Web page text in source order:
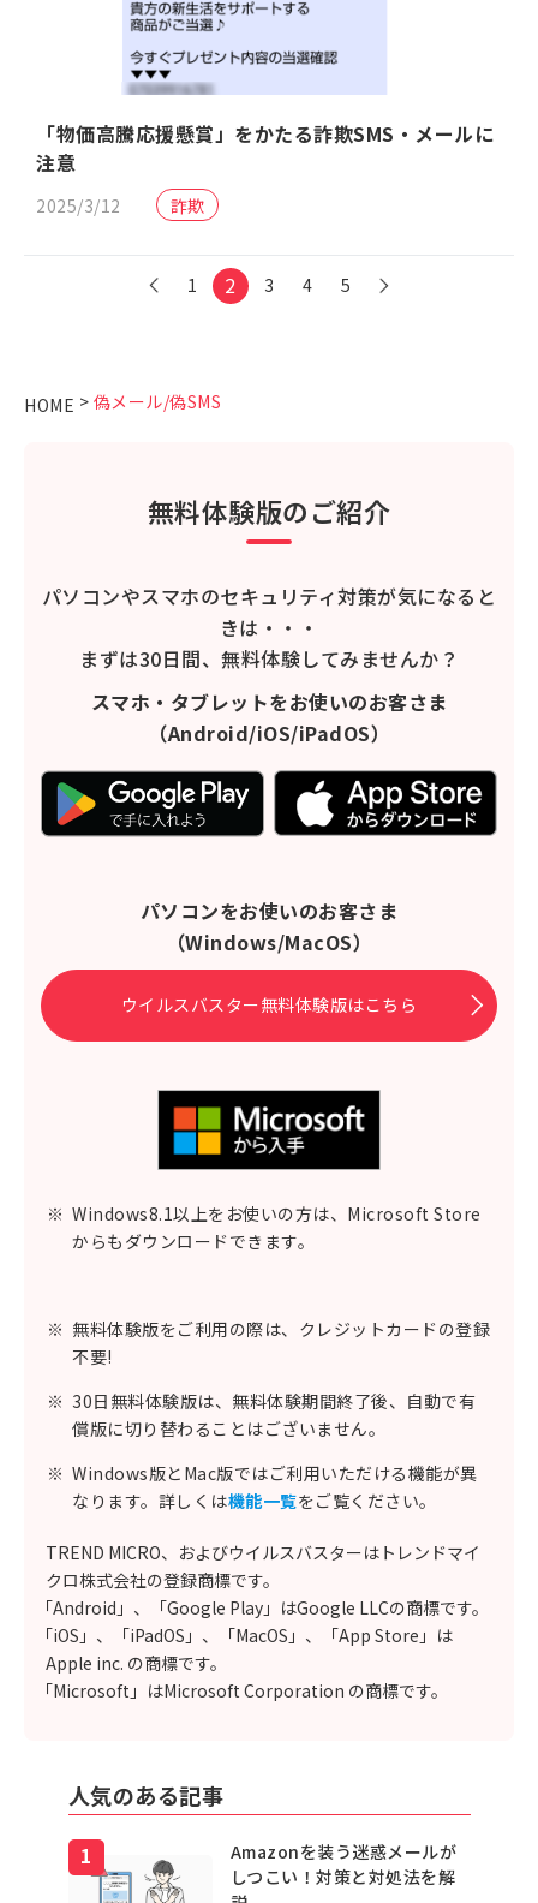
「物価高騰応援懸賞」をかたる詐欺SMS・メールに
注意
2025/3/12 詐欺
1 2 3 4 5
HOME > 偽メール/偽SMS
無料体験版のご紹介
パソコンやスマホのセキュリティ対策が気になると
きは・・・
まずは30日間、無料体験してみませんか？
スマホ・タブレットをお使いのお客さま
（Android/iOS/iPadOS）
パソコンをお使いのお客さま
（Windows/MacOS）
ウイルスバスター無料体験版はこちら
※ Windows8.1以上をお使いの方は、Microsoft Store
からもダウンロードできます。
※ 無料体験版をご利用の際は、クレジットカードの登録
不要!
※ 30日無料体験版は、無料体験期間終了後、自動で有
償版に切り替わることはございません。
※ Windows版とMac版ではご利用いただける機能が異
なります。詳しくは機能一覧をご覧ください。
TREND MICRO、およびウイルスバスターはトレンドマイ
クロ株式会社の登録商標です。
「Android」、「Google Play」はGoogle LLCの商標です。
「iOS」、「iPadOS」、「MacOS」、「App Store」は
Apple inc. の商標です。
「Microsoft」はMicrosoft Corporation の商標です。
人気のある記事
Amazonを装う迷惑メールが
しつこい！対策と対処法を解